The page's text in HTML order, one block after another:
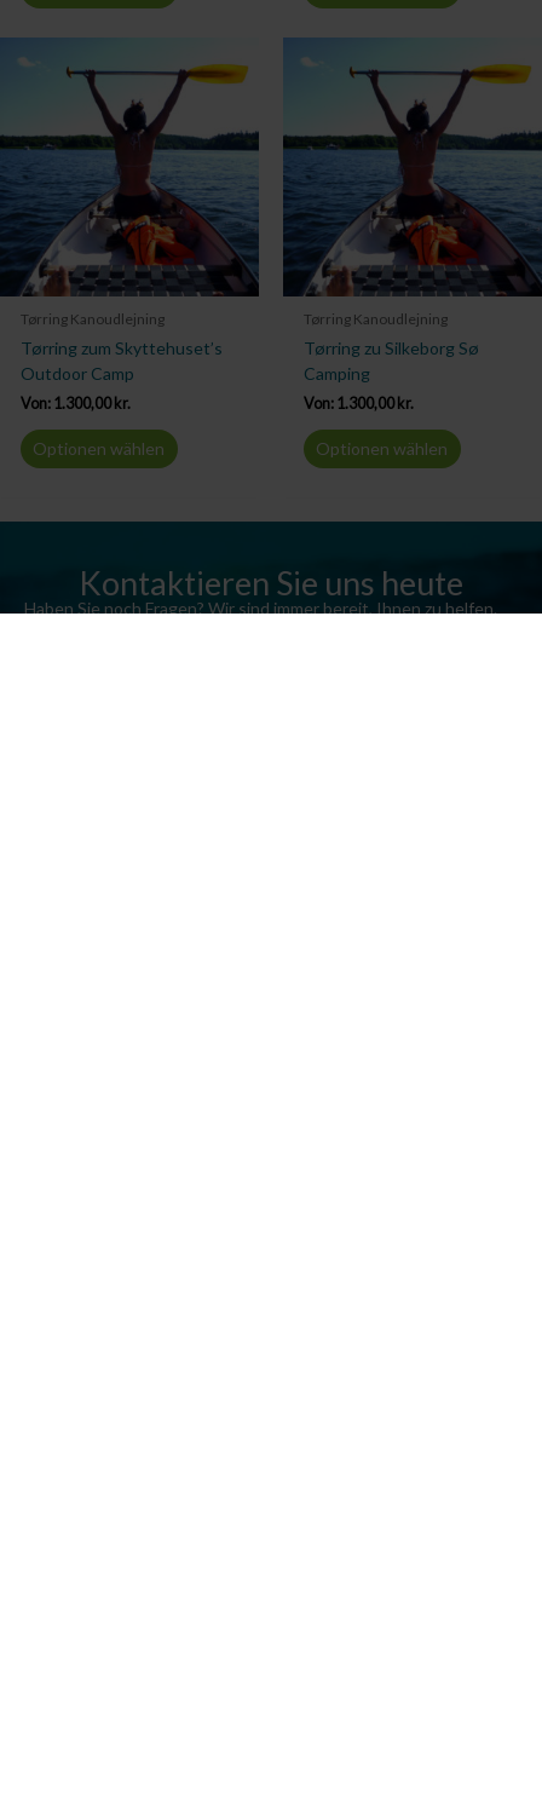
Tørring Kanoudlejning
Tørring zum Skyttehuset’s
Outdoor Camp
Von: 1.300,00 kr.
Optionen wählen
Tørring Kanoudlejning
Tørring zu Silkeborg Sø
Camping
Von: 1.300,00 kr.
Optionen wählen
Kontaktieren Sie uns heute
Haben Sie noch Fragen? Wir sind immer bereit, Ihnen zu helfen.